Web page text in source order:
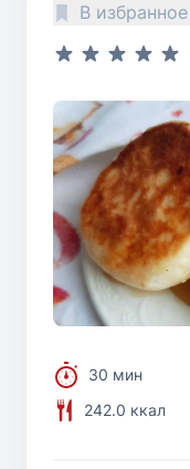
В избранное
30 мин
242.0 ккал